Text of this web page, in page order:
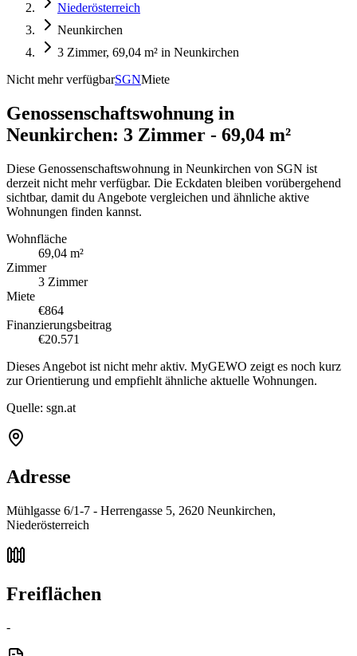
Niederösterreich
Neunkirchen
3 Zimmer, 69,04 m² in Neunkirchen
Nicht mehr verfügbarSGNMiete
Genossenschaftswohnung in
Neunkirchen: 3 Zimmer - 69,04 m²
Diese Genossenschaftswohnung in Neunkirchen von SGN ist
derzeit nicht mehr verfügbar. Die Eckdaten bleiben vorübergehend
sichtbar, damit du Angebote vergleichen und ähnliche aktive
Wohnungen finden kannst.
Wohnfläche
69,04 m²
Zimmer
3 Zimmer
Miete
€864
Finanzierungsbeitrag
€20.571
Dieses Angebot ist nicht mehr aktiv. MyGEWO zeigt es noch kurz
zur Orientierung und empfiehlt ähnliche aktuelle Wohnungen.
Quelle: sgn.at
Adresse
Mühlgasse 6/1-7 - Herrengasse 5, 2620 Neunkirchen,
Niederösterreich
Freiflächen
-